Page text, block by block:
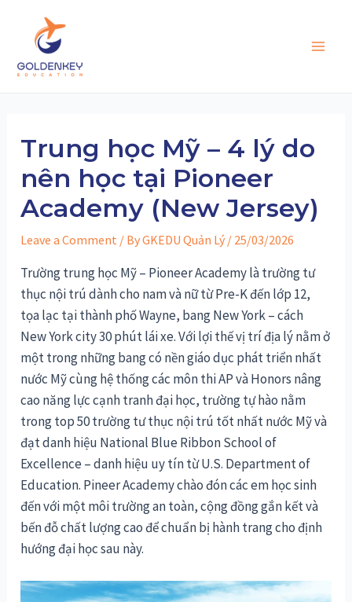
content
Trung học Mỹ – 4 lý do
nên học tại Pioneer
Academy (New Jersey)
Leave a Comment / ByGKEDU Quản Lý / 25/03/2026
Trường trung học Mỹ – Pioneer Academy là trường tư
thục nội trú dành cho nam và nữ từ Pre-K đến lớp 12,
tọa lạc tại thành phố Wayne, bang New York – cách
New York city 30 phút lái xe. Với lợi thế vị trí địa lý nằm ở
một trong những bang có nền giáo dục phát triển nhất
nước Mỹ cùng hệ thống các môn thi AP và Honors nâng
cao năng lực cạnh tranh đại học, trường tự hào nằm
trong top 50 trường tư thục nội trú tốt nhất nước Mỹ và
đạt danh hiệu National Blue Ribbon School of
Excellence – danh hiệu uy tín từ U.S. Department of
Education. Pineer Academy chào đón các em học sinh
đến với một môi trường an toàn, cộng đồng gắn kết và
bến đỗ chất lượng cao để chuẩn bị hành trang cho định
hướng đại học sau này.